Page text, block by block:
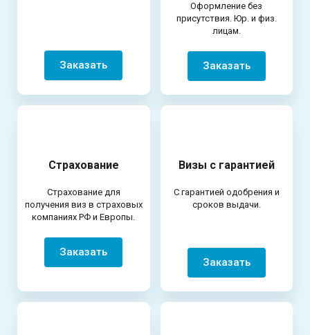
Заказать
Оформление без
присутствия. Юр. и физ.
лицам.
Заказать
Страхование
Страхование для
получения виз в страховых
компаниях РФ и Европы.
Заказать
Визы с гарантией
С гарантией одобрения и
сроков выдачи.
Заказать